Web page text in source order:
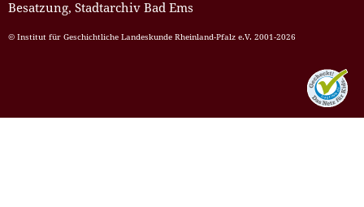
Besatzung, Stadtarchiv Bad Ems
© Institut für Geschichtliche Landeskunde Rheinland-Pfalz e.V. 2001-2026